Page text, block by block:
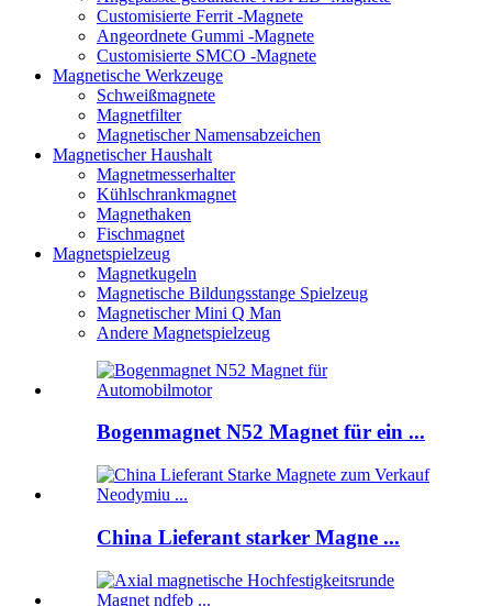
Customisierte Ferrit -Magnete
Angeordnete Gummi -Magnete
Customisierte SMCO -Magnete
Magnetische Werkzeuge
Schweißmagnete
Magnetfilter
Magnetischer Namensabzeichen
Magnetischer Haushalt
Magnetmesserhalter
Kühlschrankmagnet
Magnethaken
Fischmagnet
Magnetspielzeug
Magnetkugeln
Magnetische Bildungsstange Spielzeug
Magnetischer Mini Q Man
Andere Magnetspielzeug
Bogenmagnet N52 Magnet für ein ...
China Lieferant starker Magne ...